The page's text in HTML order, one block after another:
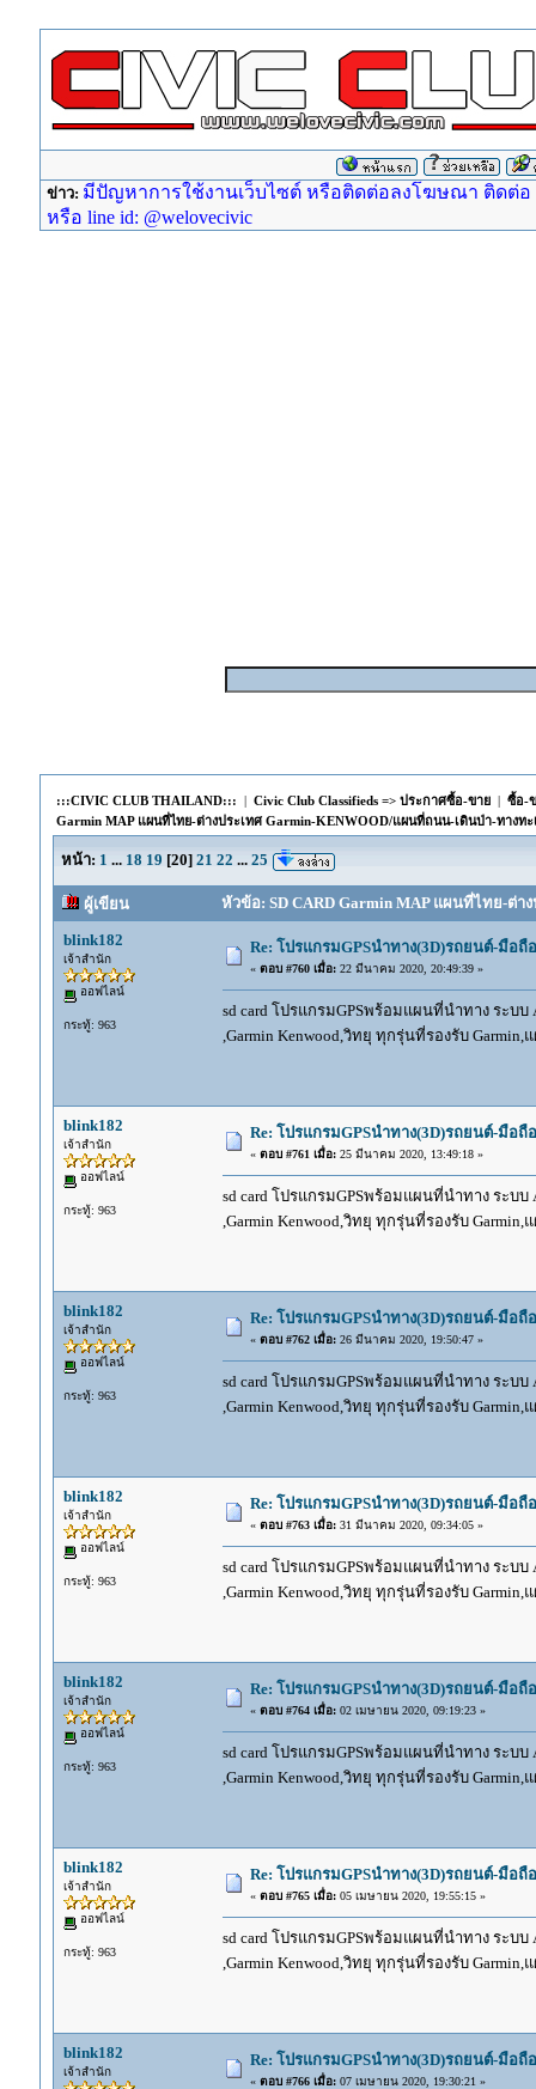
ข่าว: มีปัญหาการใช้งานเว็บไซต์ หรือติดต่อลงโฆษณา ติดต่อ
หรือ line id: @welovecivic
:::CIVIC CLUB THAILAND::: | Civic Club Classifieds => ประกาศซื้อ-ขาย| ซื้อ-
Garmin MAP แผนที่ไทย-ต่างประเทศ Garmin-KENWOOD/แผนที่ถนน-เดินป่า-ทางทะ
หน้า: 1 ... 18 19 [20] 21 22 ... 25
ผู้เขียน หัวข้อ: SD CARD Garmin MAP แผนที่ไทย-ต่า
blink182
เจ้าสำนัก
ออฟไลน์
กระทู้: 963
Re: โปรแกรมGPSนำทาง(3D)รถยนต์-มือ
« ตอบ #760 เมื่อ:22 มีนาคม 2020, 20:49:39 »
sd card โปรแกรมGPSพร้อมแผนที่นำทาง ระบบ
,Garmin Kenwood,วิทยุ ทุกรุ่นที่รองรับ
blink182
เจ้าสำนัก
ออฟไลน์
กระทู้: 963
Re: โปรแกรมGPSนำทาง(3D)รถยนต์-มือ
« ตอบ #761 เมื่อ:25 มีนาคม 2020, 13:49:18 »
sd card โปรแกรมGPSพร้อมแผนที่นำทาง ระบบ
,Garmin Kenwood,วิทยุ ทุกรุ่นที่รองรับ
blink182
เจ้าสำนัก
ออฟไลน์
กระทู้: 963
Re: โปรแกรมGPSนำทาง(3D)รถยนต์-มือ
« ตอบ #762 เมื่อ:26 มีนาคม 2020, 19:50:47 »
sd card โปรแกรมGPSพร้อมแผนที่นำทาง ระบบ
,Garmin Kenwood,วิทยุ ทุกรุ่นที่รองรับ
blink182
เจ้าสำนัก
ออฟไลน์
กระทู้: 963
Re: โปรแกรมGPSนำทาง(3D)รถยนต์-มือ
« ตอบ #763 เมื่อ:31 มีนาคม 2020, 09:34:05 »
sd card โปรแกรมGPSพร้อมแผนที่นำทาง ระบบ
,Garmin Kenwood,วิทยุ ทุกรุ่นที่รองรับ
blink182
เจ้าสำนัก
ออฟไลน์
กระทู้: 963
Re: โปรแกรมGPSนำทาง(3D)รถยนต์-มือ
« ตอบ #764 เมื่อ:02 เมษายน 2020, 09:19:23 »
sd card โปรแกรมGPSพร้อมแผนที่นำทาง ระบบ
,Garmin Kenwood,วิทยุ ทุกรุ่นที่รองรับ
blink182
เจ้าสำนัก
ออฟไลน์
กระทู้: 963
Re: โปรแกรมGPSนำทาง(3D)รถยนต์-มือ
« ตอบ #765 เมื่อ:05 เมษายน 2020, 19:55:15 »
sd card โปรแกรมGPSพร้อมแผนที่นำทาง ระบบ
,Garmin Kenwood,วิทยุ ทุกรุ่นที่รองรับ
blink182
เจ้าสำนัก
Re: โปรแกรมGPSนำทาง(3D)รถยนต์-มือ
« ตอบ #766 เมื่อ:07 เมษายน 2020, 19:30:21 »